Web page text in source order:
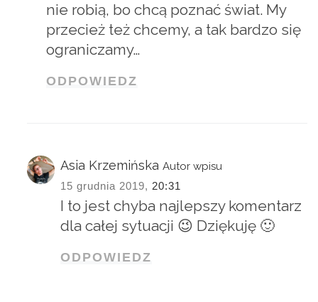
nie robią, bo chcą poznać świat. My
przecież też chcemy, a tak bardzo się
ograniczamy…
ODPOWIEDZ
Asia KrzemińskaAutor wpisu
15 grudnia 2019, 20:31
I to jest chyba najlepszy komentarz
dla całej sytuacji 😉 Dziękuję 🙂
ODPOWIEDZ